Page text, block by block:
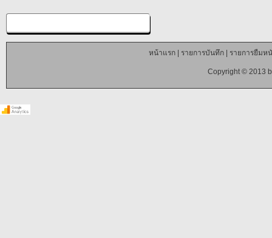
หน้าแรก| รายการบันทึก| รายการยืมห
Copyright © 2013